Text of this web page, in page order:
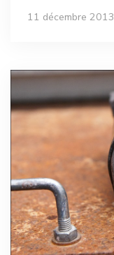
11 décembre 2013